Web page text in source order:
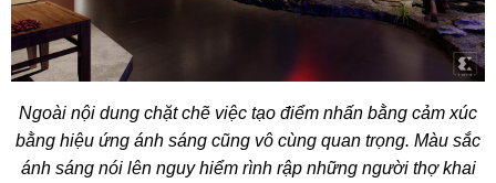
Ngoài nội dung chặt chẽ việc tạo điểm nhấn bằng cảm xúc
bằng hiệu ứng ánh sáng cũng vô cùng quan trọng. Màu sắc
ánh sáng nói lên nguy hiểm rình rập những người thợ khai